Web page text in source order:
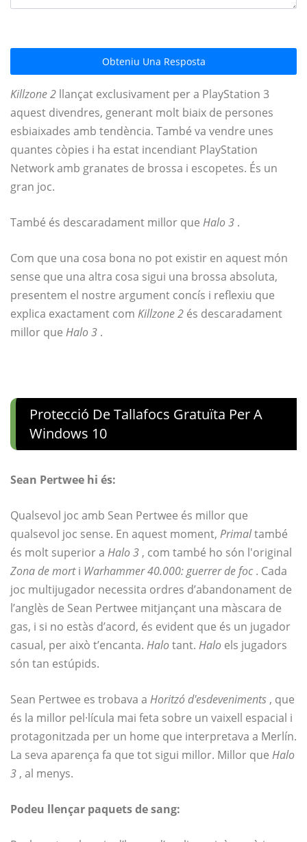
Obteniu Una Resposta
Killzone 2 llançat exclusivament per a PlayStation 3
aquest divendres, generant molt biaix de persones
esbiaixades amb tendència. També va vendre unes
quantes còpies i ha estat incendiant PlayStation
Network amb granates de brossa i escopetes. És un
gran joc.
També és descaradament millor que Halo 3 .
Com que una cosa bona no pot existir en aquest món
sense que una altra cosa sigui una brossa absoluta,
presentem el nostre argument concís i reflexiu que
explica exactament com Killzone 2 és descaradament
millor que Halo 3 .
Protecció De Tallafocs Gratuïta Per A
Windows 10
Sean Pertwee hi és:
Qualsevol joc amb Sean Pertwee és millor que
qualsevol joc sense. En aquest moment, Primaltambé
és molt superior a Halo 3 , com també ho són l'original
Zona de morti Warhammer 40.000: guerrer de foc . Cada
joc multijugador necessita ordres d’abandonament de
l’anglès de Sean Pertwee mitjançant una màscara de
gas, i si no estàs d’acord, és evident que és un jugador
casual, per això t’encanta. Halotant. Halo els jugadors
són tan estúpids.
Sean Pertwee es trobava a Horitzó d'esdeveniments , que
és la millor pel·lícula mai feta sobre un vaixell espacial i
protagonitzada per un home que interpretava a Merlín.
La seva aparença fa que tot sigui millor. Millor que Halo
3 , al menys.
Podeu llençar paquets de sang: